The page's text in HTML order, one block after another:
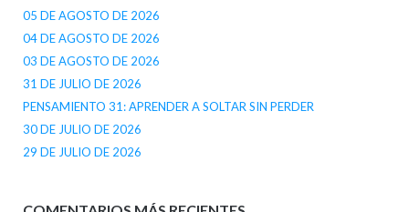
05 DE AGOSTO DE 2026
04 DE AGOSTO DE 2026
03 DE AGOSTO DE 2026
31 DE JULIO DE 2026
PENSAMIENTO 31: APRENDER A SOLTAR SIN PERDER
30 DE JULIO DE 2026
29 DE JULIO DE 2026